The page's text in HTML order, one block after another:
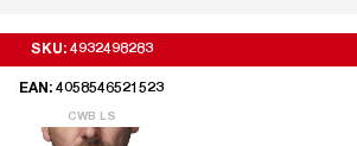
SKU: 4932498283
EAN: 4058546521523
CWB LS